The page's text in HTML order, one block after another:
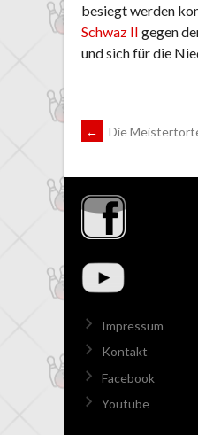
besiegt werden
Schwaz II gegen
und sich für die
ARTIKEL-
← Die
Impressum
Kontakt
Facebook
Youtube